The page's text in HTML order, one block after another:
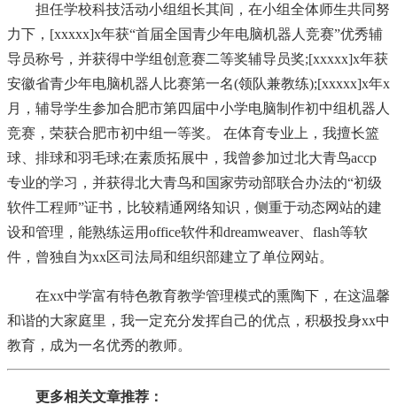
担任学校科技活动小组组长其间，在小组全体师生共同努
力下，[xxxxx]x年获“首届全国青少年电脑机器人竞赛”优秀辅
导员称号，并获得中学组创意赛二等奖辅导员奖;[xxxxx]x年获
安徽省青少年电脑机器人比赛第一名(领队兼教练);[xxxxx]x年x
月，辅导学生参加合肥市第四届中小学电脑制作初中组机器人
竞赛，荣获合肥市初中组一等奖。 在体育专业上，我擅长篮
球、排球和羽毛球;在素质拓展中，我曾参加过北大青鸟accp
专业的学习，并获得北大青鸟和国家劳动部联合办法的“初级
软件工程师”证书，比较精通网络知识，侧重于动态网站的建
设和管理，能熟练运用office软件和dreamweaver、flash等软
件，曾独自为xx区司法局和组织部建立了单位网站。
在xx中学富有特色教育教学管理模式的熏陶下，在这温馨
和谐的大家庭里，我一定充分发挥自己的优点，积极投身xx中
教育，成为一名优秀的教师。
更多相关文章推荐：